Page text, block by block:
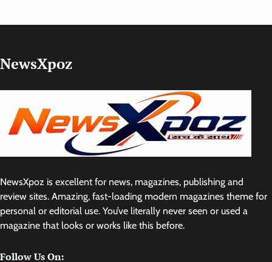
NewsXpoz
NewsXpoz is excellent for news, magazines, publishing and
review sites. Amazing, fast-loading modern magazines theme for
personal or editorial use. You’ve literally never seen or used a
magazine that looks or works like this before.
Follow Us On: